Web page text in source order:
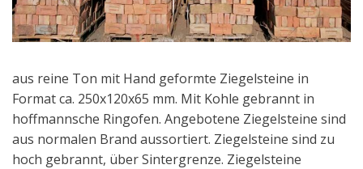
aus reine Ton mit Hand geformte Ziegelsteine in
Format ca. 250x120x65 mm. Mit Kohle gebrannt in
hoffmannsche Ringofen. Angebotene Ziegelsteine sind
aus normalen Brand aussortiert. Ziegelsteine sind zu
hoch gebrannt, über Sintergrenze. Ziegelsteine